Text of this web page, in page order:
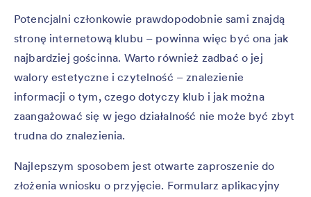
Potencjalni członkowie prawdopodobnie sami znajdą
stronę internetową klubu – powinna więc być ona jak
najbardziej gościnna. Warto również zadbać o jej
walory estetyczne i czytelność – znalezienie
informacji o tym, czego dotyczy klub i jak można
zaangażować się w jego działalność nie może być zbyt
trudna do znalezienia.
Najlepszym sposobem jest otwarte zaproszenie do
złożenia wniosku o przyjęcie. Formularz aplikacyjny